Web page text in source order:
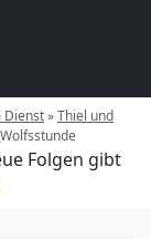
Dienst»Thiel und
Folgen gibt